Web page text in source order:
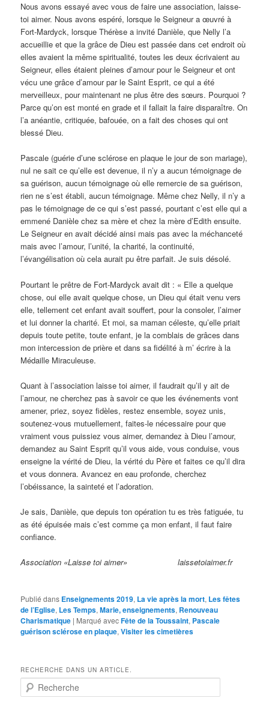
Nous avons essayé avec vous de faire une association, laisse-
toi aimer. Nous avons espéré, lorsque le Seigneur a œuvré à
Fort-Mardyck, lorsque Thérèse a invité Danièle, que Nelly l’a
accueillie et que la grâce de Dieu est passée dans cet endroit où
elles avaient la même spiritualité, toutes les deux écrivaient au
Seigneur, elles étaient pleines d’amour pour le Seigneur et ont
vécu une grâce d’amour par le Saint Esprit, ce qui a été
merveilleux, pour maintenant ne plus être des sœurs. Pourquoi ?
Parce qu’on est monté en grade et il fallait la faire disparaître. On
l’a anéantie, critiquée, bafouée, on a fait des choses qui ont
blessé Dieu.
Pascale (guérie d’une sclérose en plaque le jour de son mariage),
nul ne sait ce qu’elle est devenue, il n’y a aucun témoignage de
sa guérison, aucun témoignage où elle remercie de sa guérison,
rien ne s’est établi, aucun témoignage. Même chez Nelly, il n’y a
pas le témoignage de ce qui s’est passé, pourtant c’est elle qui a
emmené Danièle chez sa mère et chez la mère d’Edith ensuite.
Le Seigneur en avait décidé ainsi mais pas avec la méchanceté
mais avec l’amour, l’unité, la charité, la continuité,
l’évangélisation où cela aurait pu être parfait. Je suis désolé.
Pourtant le prêtre de Fort-Mardyck avait dit : « Elle a quelque
chose, oui elle avait quelque chose, un Dieu qui était venu vers
elle, tellement cet enfant avait souffert, pour la consoler, l’aimer
et lui donner la charité. Et moi, sa maman céleste, qu’elle priait
depuis toute petite, toute enfant, je la comblais de grâces dans
mon intercession de prière et dans sa fidélité à m’ écrire à la
Médaille Miraculeuse.
Quant à l’association laisse toi aimer, il faudrait qu’il y ait de
l’amour, ne cherchez pas à savoir ce que les événements vont
amener, priez, soyez fidèles, restez ensemble, soyez unis,
soutenez-vous mutuellement, faites-le nécessaire pour que
vraiment vous puissiez vous aimer, demandez à Dieu l’amour,
demandez au Saint Esprit qu’il vous aide, vous conduise, vous
enseigne la vérité de Dieu, la vérité du Père et faites ce qu’il dira
et vous donnera. Avancez en eau profonde, cherchez
l’obéissance, la sainteté et l’adoration.
Je sais, Danièle, que depuis ton opération tu es très fatiguée, tu
as été épuisée mais c’est comme ça mon enfant, il faut faire
confiance.
Association «Laisse toi aimer» laissetoiaimer.fr
Publié dans Enseignements 2019, La vie après la mort, Les fêtes
de l’Eglise, Les Temps,Marie, enseignements, Renouveau
Charismatique | Marqué avecFête de la Toussaint, Pascale
guérison sclérose en plaque,Visiter les cimetières
RECHERCHE DANS UN ARTICLE.
e